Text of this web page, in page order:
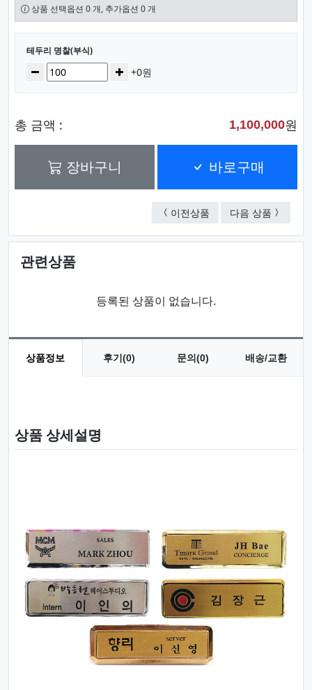
상품 선택옵션 0 개, 추가옵션 0 개
선택된 옵션
테두리 명찰(부식)
수량감소 증가+0원
총 금액 : 1,100,000원
장바구니 바로구매
이전상품 스텐 (은색 )·신주 (금
다음 상품 에폭명
관련상품
등록된 상품이 없습니다.
상품정보 후기(0) 문의(0) 배송/교환
상품 상세설명